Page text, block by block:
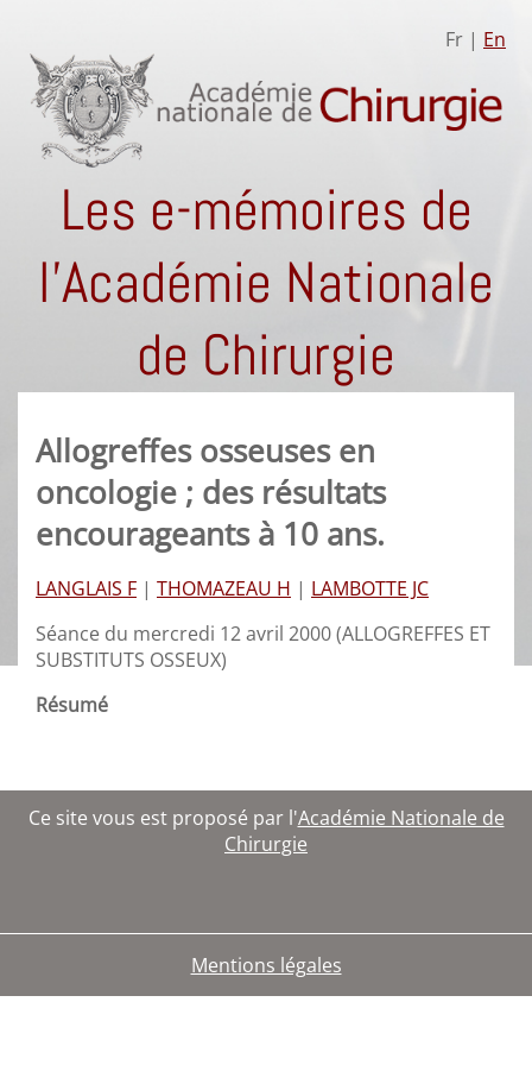
Fr | En
Les e-mémoires de
l'Académie Nationale
de Chirurgie
Allogreffes osseuses en
oncologie ; des résultats
encourageants à 10 ans.
LANGLAIS F | THOMAZEAU H | LAMBOTTE JC
Séance du mercredi 12 avril 2000 (ALLOGREFFES ET
SUBSTITUTS OSSEUX)
Résumé
Ce site vous est proposé par l'Académie Nationale de
Chirurgie
Mentions légales